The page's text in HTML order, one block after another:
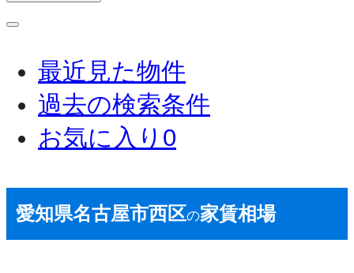
最近見た物件
過去の検索条件
お気に入り 0
愛知県名古屋市西区の家賃相場